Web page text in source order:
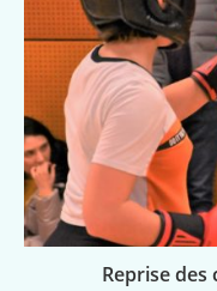
Reprise